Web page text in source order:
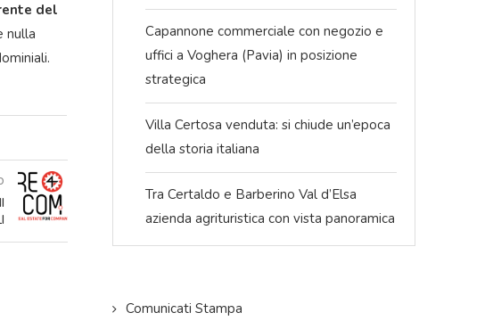
del
nulla
Capannone commerciale con negozio e
uffici a Voghera (Pavia) in posizione
strategica
Villa Certosa venduta: si chiude un’epoca
della storia italiana
Tra Certaldo e Barberino Val d’Elsa
azienda agrituristica con vista panoramica
Comunicati Stampa